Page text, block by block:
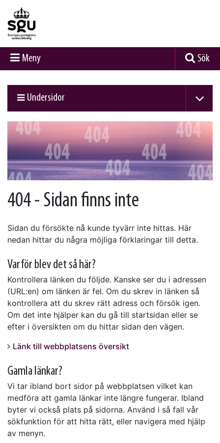
Meny Sök
Undersidor
404 - Sidan finns inte
Sidan du försökte nå kunde tyvärr inte hittas. Här
nedan hittar du några möjliga förklaringar till detta.
Varför blev det så här?
Kontrollera länken du följde. Kanske ser du i adressen
(URL:en) om länken är fel. Om du skrev in länken så
kontrollera att du skrev rätt adress och försök igen.
Om det inte hjälper kan du gå till startsidan eller se
efter i översikten om du hittar sidan den vägen.
Länk till webbplatsens översikt
Gamla länkar?
Vi tar ibland bort sidor på webbplatsen vilket kan
medföra att gamla länkar inte längre fungerar. Ibland
byter vi också plats på sidorna. Använd i så fall vår
sökfunktion för att hitta rätt, eller navigera med hjälp
av menyn.